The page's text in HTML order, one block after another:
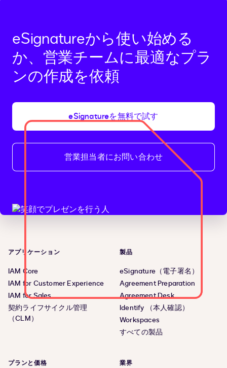
eSignatureから使い始める
か、営業チームに最適なプラ
ンの作成を依頼
eSignatureを無料で試す
営業担当者にお問い合わせ
アプリケーション
IAM Core
IAM for Customer Experience
IAM for Sales
契約ライフサイクル管理
（CLM）
製品
eSignature（電子署名）
Agreement Preparation
Agreement Desk
Identify （本人確認）
Workspaces
すべての製品
プランと価格 業界